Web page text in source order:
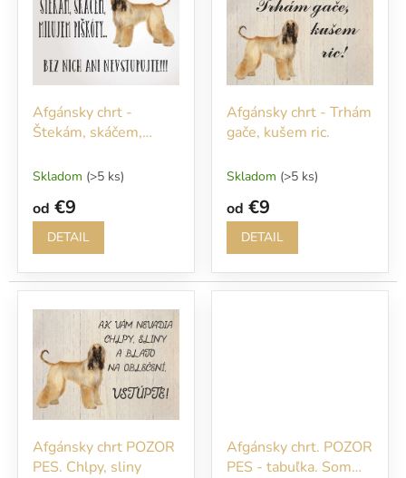
Afgánsky chrt -
Štekám, skáčem,
Skladom (>5 ks)
od €9
DETAIL
Afgánsky chrt - Trhám
gače, kušem ric.
Skladom (>5 ks)
od €9
DETAIL
Afgánsky chrt POZOR
PES. Chlpy, sliny
Afgánsky chrt. POZOR
PES - tabuľka. Som